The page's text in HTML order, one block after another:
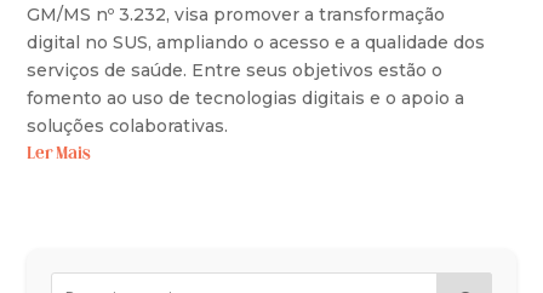
GM/MS nº 3.232, visa promover a transformação
digital no SUS, ampliando o acesso e a qualidade dos
serviços de saúde. Entre seus objetivos estão o
fomento ao uso de tecnologias digitais e o apoio a
soluções colaborativas.
Ler Mais